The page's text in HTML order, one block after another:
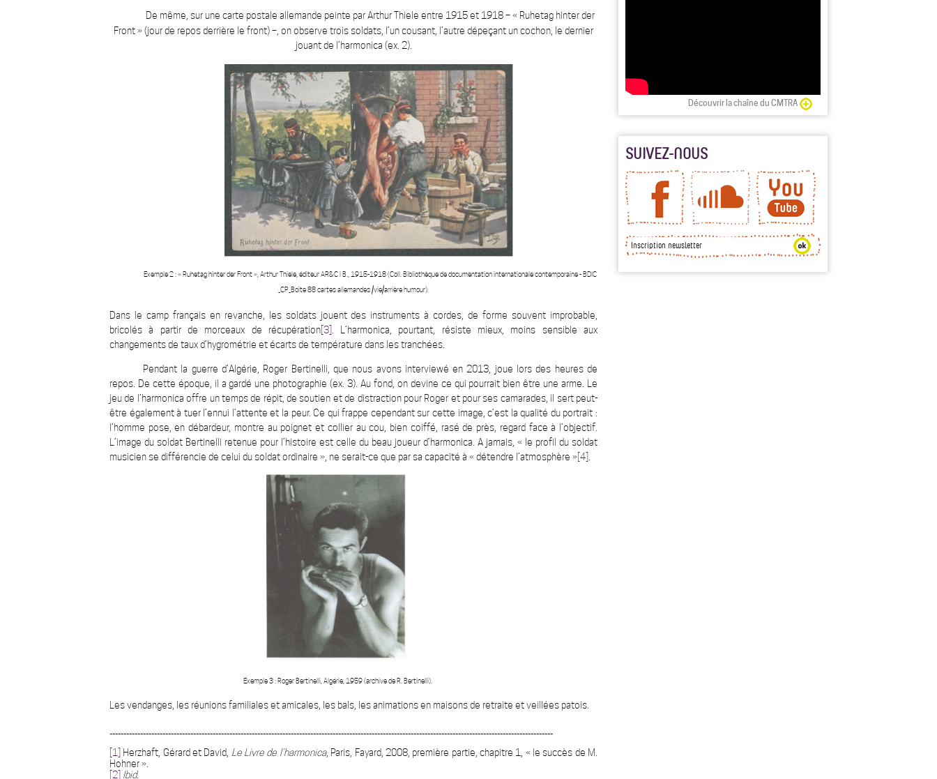
De même, sur une carte postale allemande peinte par Arthur Thiele entre 1915 et 1918 – « Ruhetag hinter der
Front » (jour de repos derrière le front) –, on observe trois soldats, l’un cousant, l’autre dépeçant un cochon, le dernier
jouant de l’harmonica (ex. 2).
Exemple 2 : « Ruhetag hinter der Front », Arthur Thiele, éditeur AR&C i B., 1915-1918 (Coll. Bibliothèque de documentation internationale contemporaine - BDIC
_CP_Boîte 88 cartes allemandes /vie/arrière humour).
Dans le camp français en revanche, les soldats jouent des instruments à cordes, de forme souvent improbable,
bricolés à partir de morceaux de récupération[3]
. L’harmonica, pourtant, résiste mieux, moins sensible aux
changements de taux d’hygrométrie et écarts de température dans les tranchées.
Pendant la guerre d’Algérie, Roger Bertinelli, que nous avons interviewé en 2013, joue lors des heures de
repos. De cette époque, il a gardé une photographie (ex. 3). Au fond, on devine ce qui pourrait bien être une arme. Le
jeu de l’harmonica offre un temps de répit, de soutien et de distraction pour Roger et pour ses camarades, il sert peut-
être également à tuer l’ennui l’attente et la peur. Ce qui frappe cependant sur cette image, c’est la qualité du portrait :
l’homme pose, en débardeur, montre au poignet et collier au cou, bien coiffé, rasé de près, regard face à l’objectif.
L’image du soldat Bertinelli retenue pour l’histoire est celle du beau joueur d’harmonica. A jamais, « le profil du soldat
musicien se différencie de celui du soldat ordinaire », ne serait-ce que par sa capacité à « détendre l’atmosphère » [4]
Exemple 3 : Roger Bertinelli, Algérie, 1959 (archive de R. Bertinelli).
Les vendanges, les réunions familiales et amicales, les bals, les animations en maisons de retraite et veillées patois.
[1] Herzhaft, Gérard et David, Le Livre de l’harmonica, Paris, Fayard, 2008, première partie, chapitre 1, « le succès de M.
Hohner ».
[2] Ibid.
Découvrir la chaîne du CMTRA
SUIVEZ-NOUS